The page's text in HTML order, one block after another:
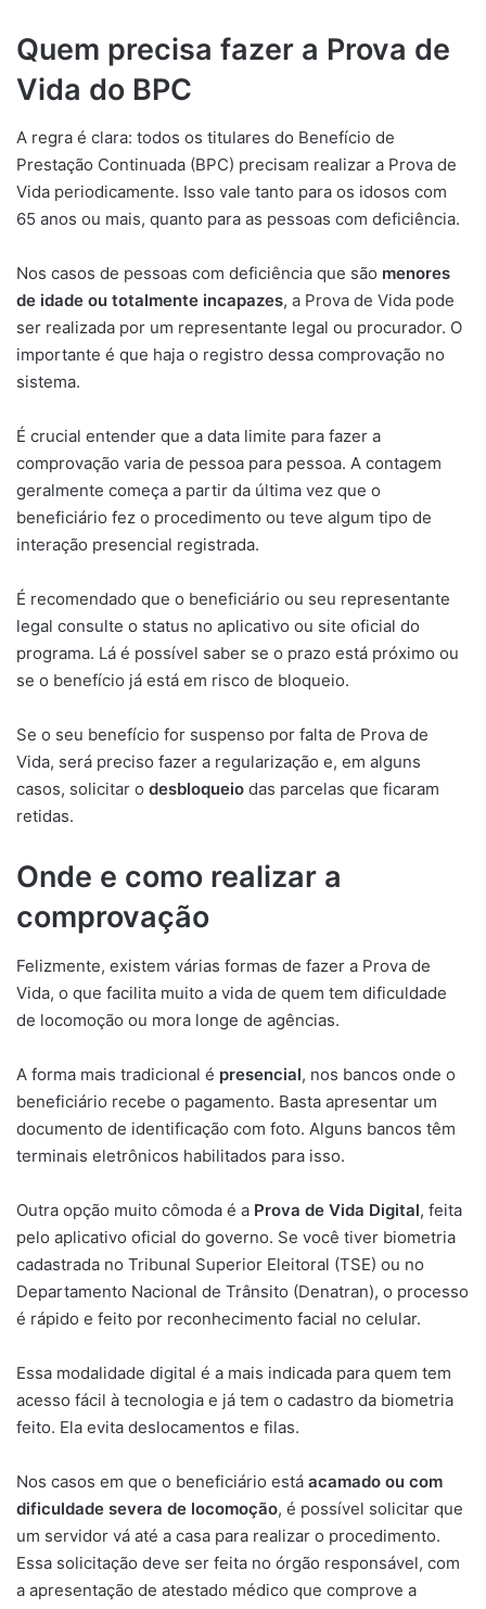
Quem precisa fazer a Prova de
Vida do BPC
A regra é clara: todos os titulares do Benefício de
Prestação Continuada (BPC) precisam realizar a Prova de
Vida periodicamente. Isso vale tanto para os idosos com
65 anos ou mais, quanto para as pessoas com deficiência.
Nos casos de pessoas com deficiência que são menores
de idade ou totalmente incapazes, a Prova de Vida pode
ser realizada por um representante legal ou procurador. O
importante é que haja o registro dessa comprovação no
sistema.
É crucial entender que a data limite para fazer a
comprovação varia de pessoa para pessoa. A contagem
geralmente começa a partir da última vez que o
beneficiário fez o procedimento ou teve algum tipo de
interação presencial registrada.
É recomendado que o beneficiário ou seu representante
legal consulte o status no aplicativo ou site oficial do
programa. Lá é possível saber se o prazo está próximo ou
se o benefício já está em risco de bloqueio.
Se o seu benefício for suspenso por falta de Prova de
Vida, será preciso fazer a regularização e, em alguns
casos, solicitar o desbloqueio das parcelas que ficaram
retidas.
Onde e como realizar a
comprovação
Felizmente, existem várias formas de fazer a Prova de
Vida, o que facilita muito a vida de quem tem dificuldade
de locomoção ou mora longe de agências.
A forma mais tradicional é presencial, nos bancos onde o
beneficiário recebe o pagamento. Basta apresentar um
documento de identificação com foto. Alguns bancos têm
terminais eletrônicos habilitados para isso.
Outra opção muito cômoda é a Prova de Vida Digital, feita
pelo aplicativo oficial do governo. Se você tiver biometria
cadastrada no Tribunal Superior Eleitoral (TSE) ou no
Departamento Nacional de Trânsito (Denatran), o processo
é rápido e feito por reconhecimento facial no celular.
Essa modalidade digital é a mais indicada para quem tem
acesso fácil à tecnologia e já tem o cadastro da biometria
feito. Ela evita deslocamentos e filas.
Nos casos em que o beneficiário está acamado ou com
dificuldade severa de locomoção, é possível solicitar que
um servidor vá até a casa para realizar o procedimento.
Essa solicitação deve ser feita no órgão responsável, com
a apresentação de atestado médico que comprove a